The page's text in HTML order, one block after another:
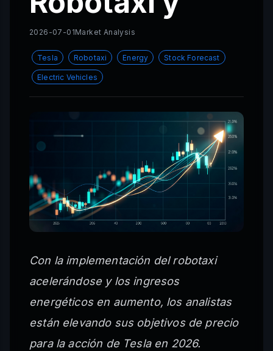
2026-07-01Market Analysis
Tesla Robotaxi Energy Stock Forecast
Electric Vehicles
Con la implementación del robotaxi
acelerándose y los ingresos
energéticos en aumento, los analistas
están elevando sus objetivos de precio
para la acción de Tesla en 2026.